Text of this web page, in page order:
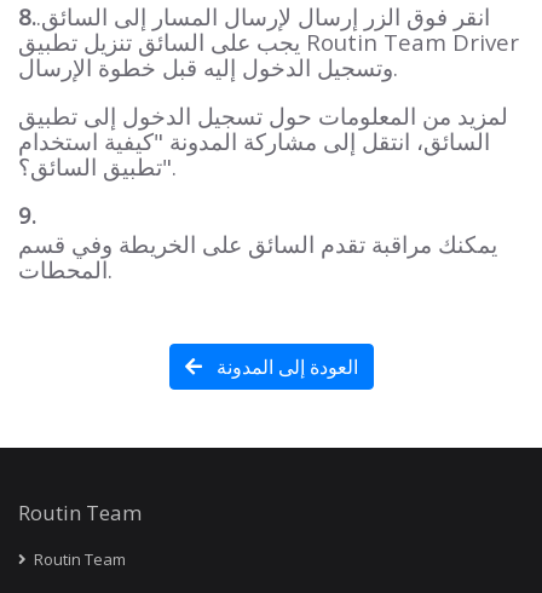
8.انقر فوق الزر إرسال لإرسال المسار إلى السائق.
يجب على السائق تنزيل تطبيق Routin Team Driver
وتسجيل الدخول إليه قبل خطوة الإرسال.
لمزيد من المعلومات حول تسجيل الدخول إلى تطبيق
السائق، انتقل إلى مشاركة المدونة "كيفية استخدام
تطبيق السائق؟".
9.
يمكنك مراقبة تقدم السائق على الخريطة وفي قسم
المحطات.
العودة إلى المدونة
Routin Team
Routin Team